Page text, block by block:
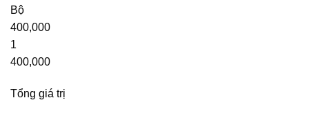
Bộ
400,000
1
400,000
Tổng giá trị